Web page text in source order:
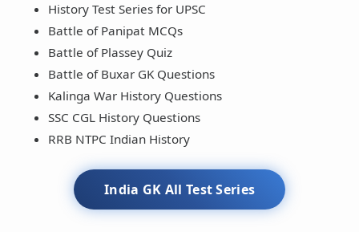
History Test Series for UPSC
Battle of Panipat MCQs
Battle of Plassey Quiz
Battle of Buxar GK Questions
Kalinga War History Questions
SSC CGL History Questions
RRB NTPC Indian History
India GK All Test Series